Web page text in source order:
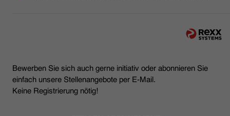
Bewerben Sie sich auch gerne initiativ oder abonnieren Sie
einfach unsere Stellenangebote per E-Mail.
Keine Registrierung nötig!